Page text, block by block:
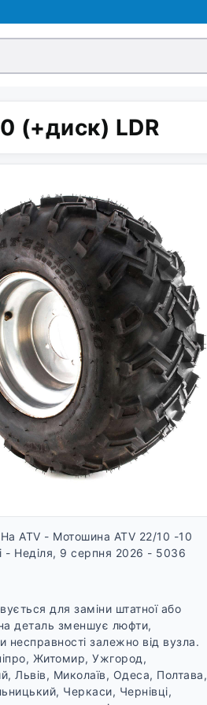
(+диск) LDR
На ATV - Мотошина ATV 22/10 -10
- Неділя, 9 серпня 2026 - 5036
для заміни штатної або
деталь зменшує люфти,
несправності залежно від вузла.
Житомир, Ужгород,
Львів, Миколаїв, Одеса, Полтава,
Черкаси, Чернівці,